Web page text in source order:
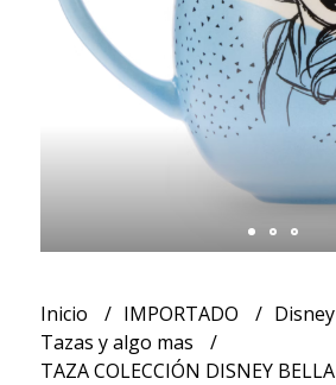
Inicio IMPORTADO
Disney
Tazas y algo mas
TAZA COLECCIÓN DISNEY BELLA